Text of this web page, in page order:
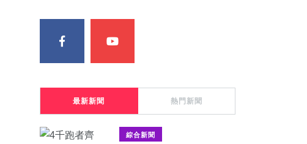
最新新聞 熱門新聞
綜合新聞